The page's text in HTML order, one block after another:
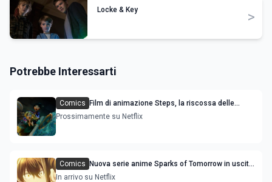
Locke & Key >
Potrebbe Interessarti
Comics Film di animazione Steps, la riscossa delle
sorellastre di Cenerentola: trama cast e uscita
Prossimamente su Netflix
Comics Nuova serie anime Sparks of Tomorrow in uscita
streaming: le anticipazioni
In arrivo su Netflix